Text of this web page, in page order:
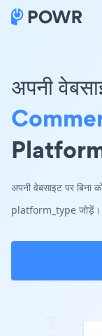
अपनी
अपनी वेबसाइट पर
platform_type जोड़ें।